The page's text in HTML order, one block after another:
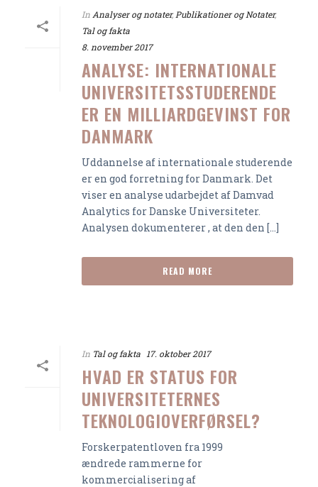
In Analyser og notater, Publikationer og Notater,
Tal og fakta
8. november 2017
ANALYSE: INTERNATIONALE
UNIVERSITETSSTUDERENDE
ER EN MILLIARDGEVINST FOR
DANMARK
Uddannelse af internationale studerende
er en god forretning for Danmark. Det
viser en analyse udarbejdet af Damvad
Analytics for Danske Universiteter.
Analysen dokumenterer , at den den [...]
READ MORE
In Tal og fakta 17. oktober 2017
HVAD ER STATUS FOR
UNIVERSITETERNES
TEKNOLOGIOVERFØRSEL?
Forskerpatentloven fra 1999
ændrede rammerne for
kommercialisering af